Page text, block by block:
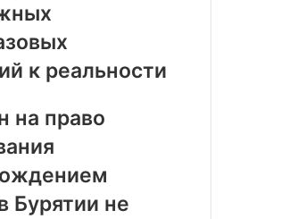
к реальности
на право
Бурятии не